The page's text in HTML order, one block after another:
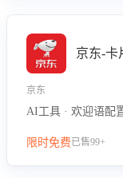
京东-卡
京东
AI工具 · 欢迎语配
限时免费已售99+